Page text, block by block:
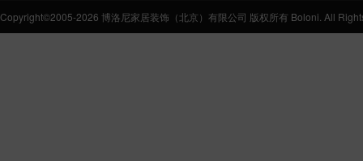
Copyright©2005-2026 博洛尼家居装饰（北京）有限公司 版权所有 Boloni. All